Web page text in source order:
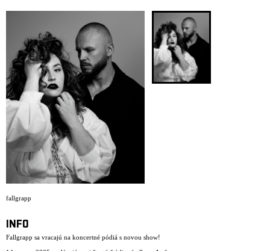
fallgrapp
INFO
Fallgrapp sa vracajú na koncertné pódiá s novou show!